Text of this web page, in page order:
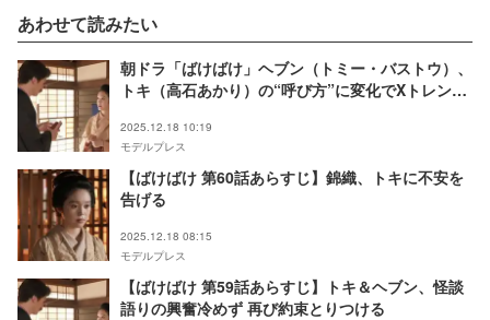
あわせて読みたい
朝ドラ「ばけばけ」ヘブン（トミー・バストウ）、
トキ（高石あかり）の“呼び方”に変化でXトレンド
り】
2025.12.18 10:19
モデルプレス
【ばけばけ 第60話あらすじ】錦織、トキに不安を
告げる
2025.12.18 08:15
モデルプレス
【ばけばけ 第59話あらすじ】トキ＆ヘブン、怪談
語りの興奮冷めず 再び約束とりつける